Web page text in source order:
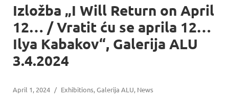
Izložba „I Will Return on April
12… / Vratit ću se aprila 12…
Ilya Kabakov“, Galerija ALU
3.4.2024
April 1, 2024 / Exhibitions,Galerija ALU, News